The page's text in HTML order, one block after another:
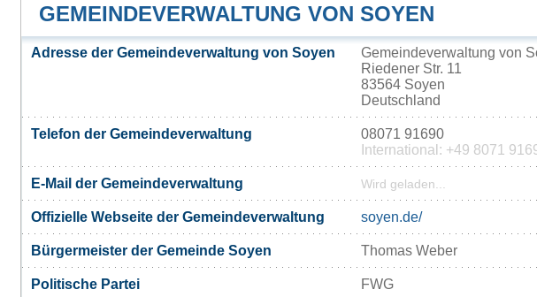
GEMEINDEVERWALTUNG VON SOYEN
Adresse der Gemeindeverwaltung von Soyen
Gemeindeverwaltung von
Riedener Str. 11
83564 Soyen
Deutschland
Telefon der Gemeindeverwaltung
08071 91690
International: +49 8071
E-Mail der Gemeindeverwaltung Wird geladen...
Offizielle Webseite der Gemeindeverwaltung soyen.de/
Bürgermeister der Gemeinde Soyen Thomas Weber
Politische Partei FWG